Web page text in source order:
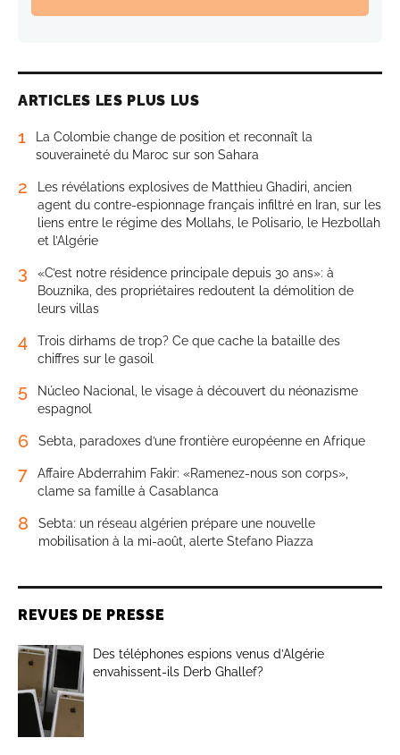
ARTICLES LES PLUS LUS
1
La Colombie change de position et reconnaît la
souveraineté du Maroc sur son Sahara
2
Les révélations explosives de Matthieu Ghadiri, ancien
agent du contre-espionnage français infiltré en Iran, sur les
liens entre le régime des Mollahs, le Polisario, le Hezbollah
et l’Algérie
3
«C’est notre résidence principale depuis 30 ans»: à
Bouznika, des propriétaires redoutent la démolition de
leurs villas
4
Trois dirhams de trop? Ce que cache la bataille des
chiffres sur le gasoil
5
Núcleo Nacional, le visage à découvert du néonazisme
espagnol
6 Sebta, paradoxes d’une frontière européenne en Afrique
7
Affaire Abderrahim Fakir: «Ramenez-nous son corps»,
clame sa famille à Casablanca
8
Sebta: un réseau algérien prépare une nouvelle
mobilisation à la mi-août, alerte Stefano Piazza
REVUES DE PRESSE
Des téléphones espions venus d’Algérie
envahissent-ils Derb Ghallef?